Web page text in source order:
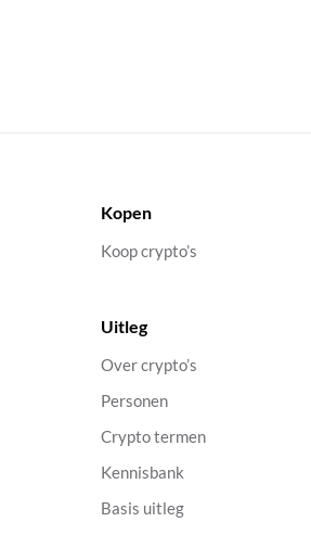
Kopen
Koop crypto’s
Uitleg
Over crypto’s
Personen
Crypto termen
Kennisbank
Basis uitleg